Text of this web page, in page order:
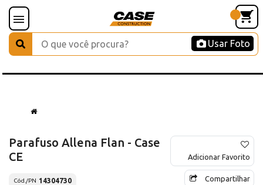
Usar Foto
Parafuso Allena Flan - Case
CE
Cód./PN 14304730
Adicionar Favorito
Compartilhar